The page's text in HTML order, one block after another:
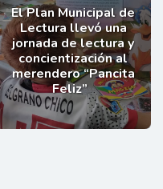
El Plan Municipal de
Lectura llevó una
jornada de lectura y
concientización al
merendero “Pancita
Feliz”